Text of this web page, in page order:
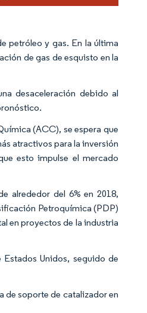
petróleo y gas. En la última
de gas de esquisto en la
desaceleración debido al
(ACC), se espera que
atractivos para la inversión
esto impulse el mercado
alrededor del 6% en 2018,
Petroquímica (PDP)
en proyectos de la industria
Unidos, seguido de
de soporte de catalizador en